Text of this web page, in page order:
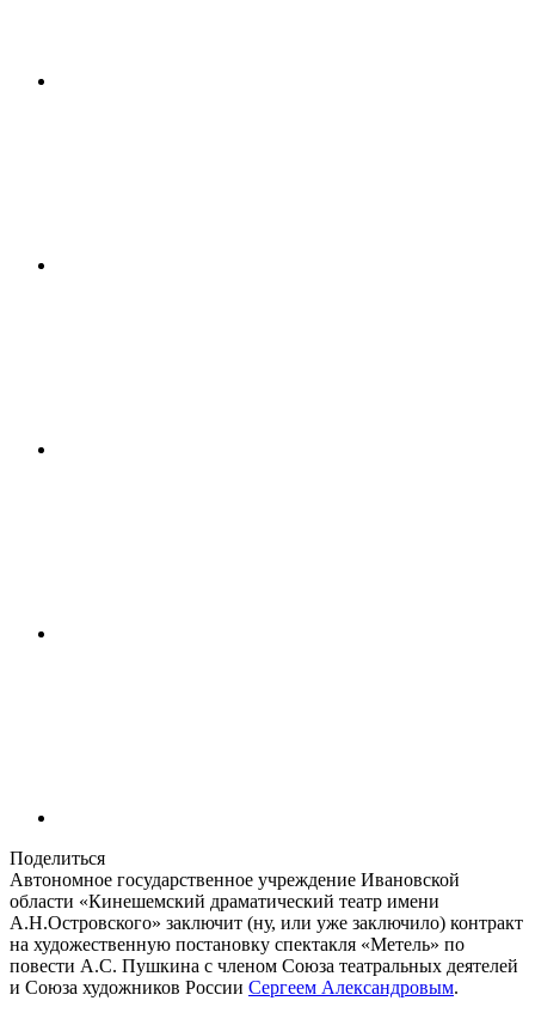
Поделиться
Автономное государственное учреждение Ивановской
области «Кинешемский драматический театр имени
А.Н.Островского» заключит (ну, или уже заключило) контракт
на художественную постановку спектакля «Метель» по
повести А.С. Пушкина с членом Союза театральных деятелей
и Союза художников России Сергеем Александровым.